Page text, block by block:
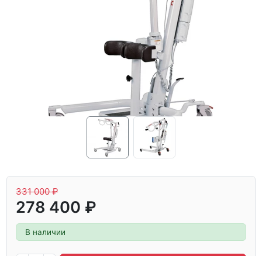
331 000 ₽
278 400 ₽
В наличии